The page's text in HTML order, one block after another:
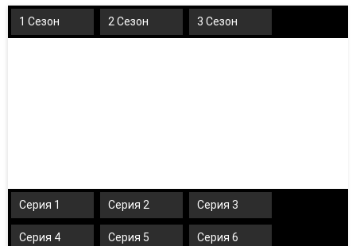
1 Сезон 2 Сезон 3 Сезон
Серия 1 Серия 2 Серия 3
Серия 4 Серия 5 Серия 6